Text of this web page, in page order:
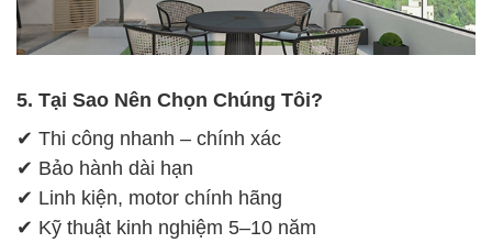
5. Tại Sao Nên Chọn Chúng Tôi?
✔ Thi công nhanh – chính xác
✔ Bảo hành dài hạn
✔ Linh kiện, motor chính hãng
✔ Kỹ thuật kinh nghiệm 5–10 năm